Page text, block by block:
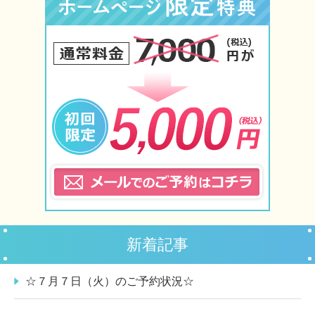
新着記事
☆７月７日（火）のご予約状況☆